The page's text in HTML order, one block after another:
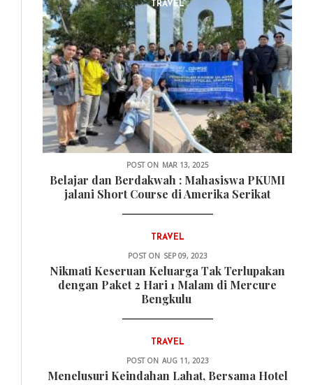
TRAVEL
POST ON MAR 13, 2025
Belajar dan Berdakwah : Mahasiswa PKUMI
jalani Short Course di Amerika Serikat
TRAVEL
POST ON SEP 09, 2023
Nikmati Keseruan Keluarga Tak Terlupakan
dengan Paket 2 Hari 1 Malam di Mercure
Bengkulu
TRAVEL
POST ON AUG 11, 2023
Menelusuri Keindahan Lahat, Bersama Hotel